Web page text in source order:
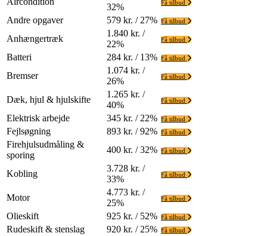
32%
Få tilbud
Andre opgaver 579 kr. / 27% Få tilbud
Anhængertræk
1.840 kr. /
22%
Få tilbud
Batteri 284 kr. / 13% Få tilbud
Bremser
1.074 kr. /
26%
Få tilbud
Dæk, hjul & hjulskifte
1.265 kr. /
40%
Få tilbud
Elektrisk arbejde 345 kr. / 22% Få tilbud
Fejlsøgning 893 kr. / 92% Få tilbud
Firehjulsudmåling &
sporing
400 kr. / 32% Få tilbud
Kobling
3.728 kr. /
33%
Få tilbud
Motor
4.773 kr. /
25%
Få tilbud
Olieskift 925 kr. / 52% Få tilbud
Rudeskift & stenslag 920 kr. / 25% Få tilbud